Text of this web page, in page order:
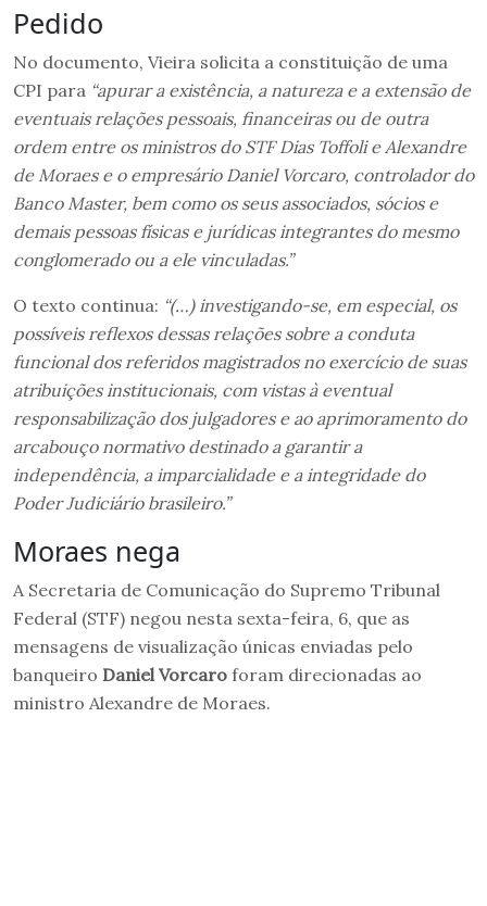
Pedido
No documento, Vieira solicita a constituição de uma
CPI para “apurar a existência, a natureza e a extensão de
eventuais relações pessoais, financeiras ou de outra
ordem entre os ministros do STF Dias Toffoli e Alexandre
de Moraes e o empresário Daniel Vorcaro, controlador do
Banco Master, bem como os seus associados, sócios e
demais pessoas físicas e jurídicas integrantes do mesmo
conglomerado ou a ele vinculadas.”
O texto continua: “(…) investigando-se, em especial, os
possíveis reflexos dessas relações sobre a conduta
funcional dos referidos magistrados no exercício de suas
atribuições institucionais, com vistas à eventual
responsabilização dos julgadores e ao aprimoramento do
arcabouço normativo destinado a garantir a
independência, a imparcialidade e a integridade do
Poder Judiciário brasileiro.”
Moraes nega
A Secretaria de Comunicação do Supremo Tribunal
Federal (STF) negou nesta sexta-feira, 6, que as
mensagens de visualização únicas enviadas pelo
banqueiro Daniel Vorcaro foram direcionadas ao
ministro Alexandre de Moraes.